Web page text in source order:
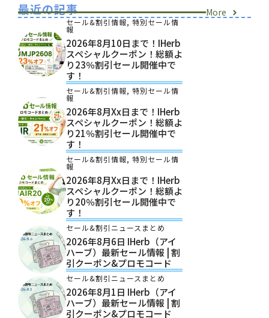
最近の記事 More
セール&割引情報, 特別セール情
報
2026年8月10日まで！iHerb
スペシャルクーポン！総額よ
り23％割引セール開催中で
す！
セール&割引情報, 特別セール情
報
2026年8月xx日まで！iHerb
スペシャルクーポン！総額よ
り21％割引セール開催中で
す！
セール&割引情報, 特別セール情
報
2026年8月xx日まで！iHerb
スペシャルクーポン！総額よ
り20％割引セール開催中で
す！
セール&割引ニュースまとめ
2026年8月6日 IHerb（アイ
ハーブ）最新セール情報 | 割
引クーポン&プロモコード
セール&割引ニュースまとめ
2026年8月1日 IHerb（アイ
ハーブ）最新セール情報 | 割
引クーポン&プロモコード